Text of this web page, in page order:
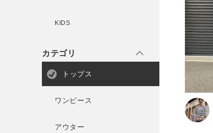
KIDS
カテゴリ
トップス
ワンピース
アウター